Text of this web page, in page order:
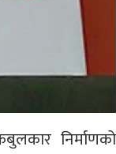
निर्माणको